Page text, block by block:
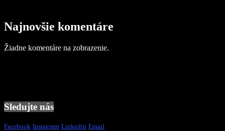
Najnovšie komentáre
Žiadne komentáre na zobrazenie.
Sledujte nás
Facebook Instagram Linkedin Email